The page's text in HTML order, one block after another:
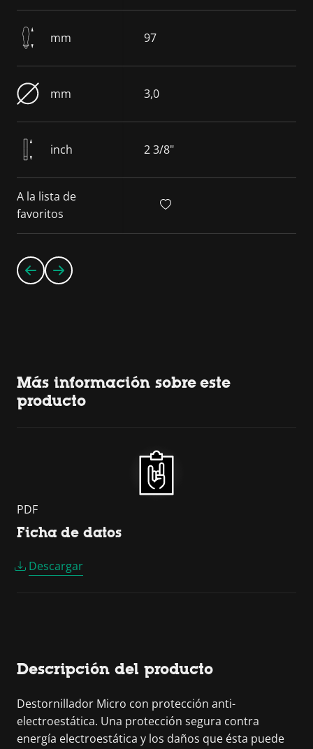
mm 97
mm 3,0
inch 2 3/8"
A la lista de
favoritos
Más información sobre este
producto
PDF
Ficha de datos
Descargar
Descripción del producto
Destornillador Micro con protección anti-
electroestática. Una protección segura contra
energía electroestática y los daños que ésta puede